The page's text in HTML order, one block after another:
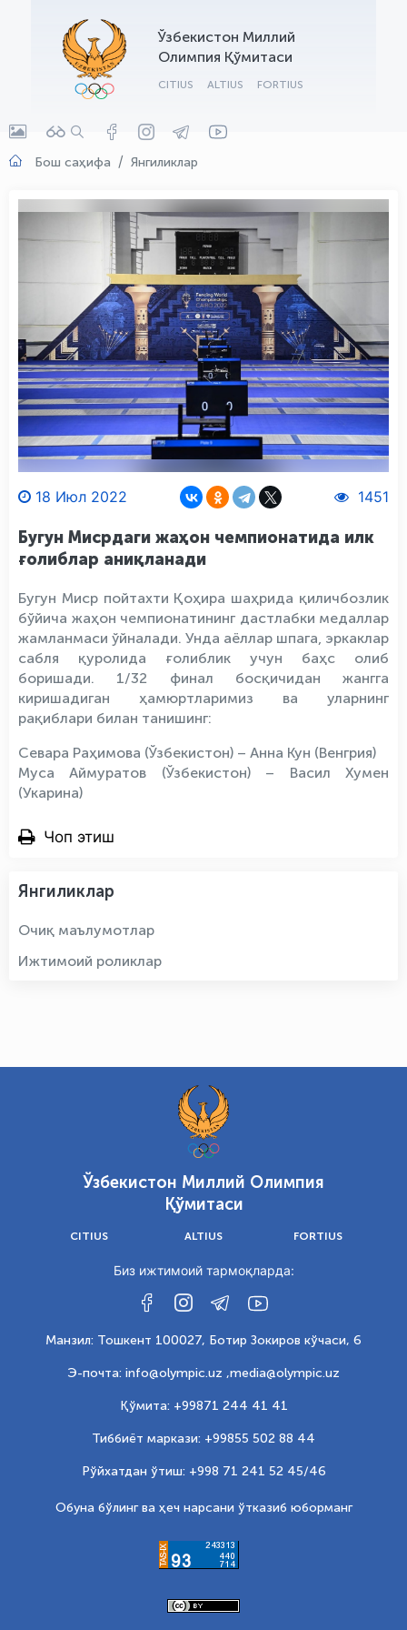
Ўзбекистон Миллий
Олимпия Қўмитаси
CITIUS ALTIUS FORTIUS
Бош саҳифа Янгиликлар
18 Июл 2022 1451
Бугун Мисрдаги жаҳон чемпионатида илк
ғолиблар аниқланади
Бугун Миср пойтахти Қоҳира шаҳрида қиличбозлик
бўйича жаҳон чемпионатининг дастлабки медаллар
жамланмаси ўйналади. Унда аёллар шпага, эркаклар
сабля қуролида ғолиблик учун баҳс олиб
боришади. 1/32 финал босқичидан жангга
киришадиган ҳамюртларимиз ва уларнинг
рақиблари билан танишинг:
Севара Раҳимова (Ўзбекистон) – Анна Кун (Венгрия)
Муса Аймуратов (Ўзбекистон) – Васил Хумен
(Укарина)
Чоп этиш
Янгиликлар
Очиқ маълумотлар
Ижтимоий роликлар
Ўзбекистон Миллий Олимпия
Қўмитаси
CITIUS ALTIUS FORTIUS
Биз ижтимоий тармоқларда:
Манзил: Тошкент 100027, Ботир Зокиров кўчаси, 6
Э-почта: info@olympic.uz ,media@olympic.uz
Қўмита: +99871 244 41 41
Тиббиёт маркази: +99855 502 88 44
Рўйхатдан ўтиш: +998 71 241 52 45/46
Обуна бўлинг ва ҳеч нарсани ўтказиб юборманг
OLYMPCHIK AI - yordamchi
Онлайн · olympic.uz